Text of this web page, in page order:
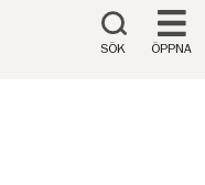
SÖK ÖPPNA